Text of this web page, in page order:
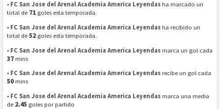
• FC San Jose del Arenal Academia America Leyendas ha marcado un
total de 71 goles esta temporada.
• FC San Jose del Arenal Academia America Leyendas ha recibido un
total de52 goles esta temporada.
• FC San Jose del Arenal Academia America Leyendas marca un gol cada
37 mins
• FC San Jose del Arenal Academia America Leyendas recibe un gol cada
50 mins
• FC San Jose del Arenal Academia America Leyendas marca una media
de 2.45 goles por partido